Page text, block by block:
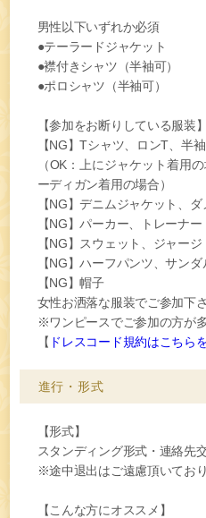
男性以下いずれか必須
●テーラードジャケット
●襟付きシャツ（半袖可）
●ポロシャツ（半袖可）
【参加をお断りしている服装】
【NG】Tシャツ、ロンT、半
（OK：上にジャケット着用
ーディガン着用の場合）
【NG】デニムジャケット、
【NG】パーカー、トレーナー
【NG】スウェット、ジャージ
【NG】ハーフパンツ、サンダ
【NG】帽子
女性お洒落な服装でご参加下さ
※ワンピースでご参加の方が多
【 ドレスコード規約はこちら
進行・形式
【形式】
スタンディング形式・連絡先
※途中退出はご遠慮頂いており
【こんな方にオススメ】